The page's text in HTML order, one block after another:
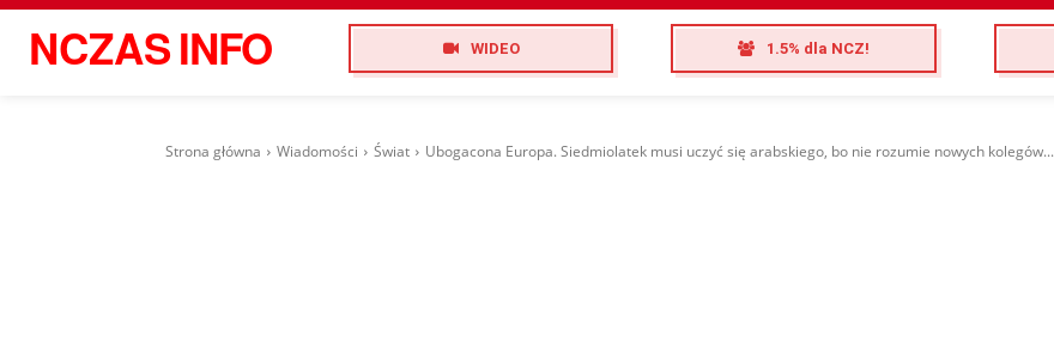
NCZASINFO WIDEO 1.5% dla NCZ!
Strona główna Wiadomości Świat Ubogacona Europa. Siedmiolatek musi uczyć się arabskiego, bo nie rozumie nowych kolegów...